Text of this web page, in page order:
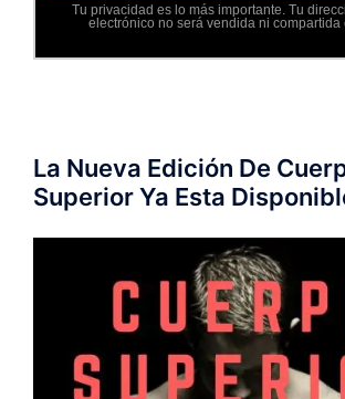
Tu privacidad es lo más importante. Tu
electrónico no será vendida ni compartida
La Nueva Edición De
Superior Ya Esta